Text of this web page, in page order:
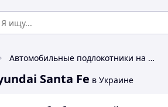
Автомобильные подлокотники на Hyundai Santa Fe
Santa Fe в Украине